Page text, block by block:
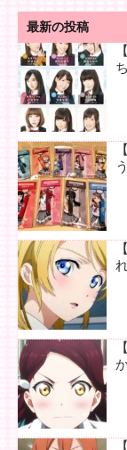
最新の投稿